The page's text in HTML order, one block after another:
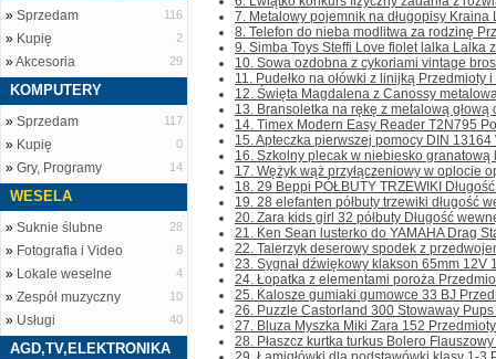
» Sprzedam 116
» Kupię 2
»Akcesoria 29
KOMPUTERY
» Sprzedam 117
» Kupię 0
» Gry, Programy 14
WESELA
» Suknie ślubne 28
» Fotografia i Video 8
» Lokale weselne 4
» Zespół muzyczny 10
» Usługi 40
AGD,TV,ELEKTRONIKA
7. Metalowy pojemnik na długopisy Kraina
8. Telefon do nieba modlitwa za rodzinę
9. Simba Toys Steffi Love fiolet lalka Lalka
10. Sowa ozdobna z cykoriami vintage
11. Pudełko na ołówki z linijką Przedmioty
12. Święta Magdalena z Canossy
13. Bransoletka na rękę z metalową głową
14. Timex Modern Easy Reader T2N795
15. Apteczka pierwszej pomocy DIN 13164
16. Szkolny plecak w niebiesko granatową
17. Wężyk wąż przyłączeniowy w oplocie
18. 29 Beppi PÓŁBUTY TRZEWIKI
19. 28 elefanten półbuty trzewiki długość
20. Zara kids girl 32 półbuty Długość
21. Ken Sean lusterko do YAMAHA Drag
22. Talerzyk deserowy spodek z
23. Sygnał dźwiękowy klakson 65mm 12V
24. Łopatka z elementami poroża
25. Kalosze gumiaki gumowce 33 BJ
26. Puzzle Castorland 300 Stowaway
27. Bluza Myszka Miki Zara 152
28. Płaszcz kurtka turkus Bolero